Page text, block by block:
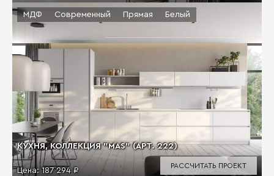
КУХНЯ, КОЛЛЕКЦИЯ "MAS" (АРТ. 222)
Цена:187 294 ₽
МДФ Современный Прямая Белый
РАССЧИТАТЬ ПРОЕКТ